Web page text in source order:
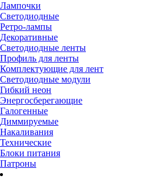
Лампочки
Светодиодные
Ретро-лампы
Декоративные
Светодиодные ленты
Профиль для ленты
Комплектующие для лент
Светодиодные модули
Гибкий неон
Энергосберегающие
Галогенные
Диммируемые
Накаливания
Технические
Блоки питания
Патроны